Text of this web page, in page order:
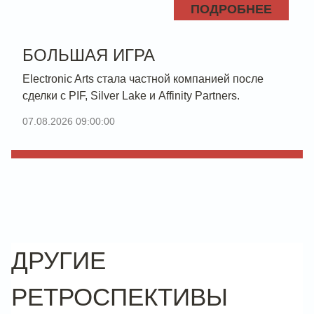
ПОДРОБНЕЕ
БОЛЬШАЯ ИГРА
Electronic Arts стала частной компанией после
сделки с PIF, Silver Lake и Affinity Partners.
07.08.2026 09:00:00
ДРУГИЕ
РЕТРОСПЕКТИВЫ